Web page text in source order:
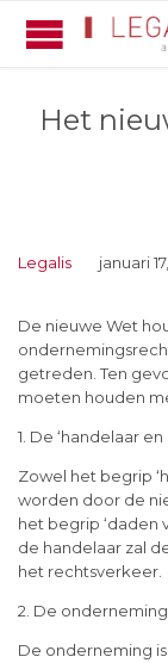
Het
Legalis januari
De nieuwe Wet
getreden. Ten
moeten houden
1. De ‘handelaar
Zowel het begrip
worden door de
het begrip ‘daden
de handelaar zal
het rechtsverkeer.
2. De onderneming.
De onderneming